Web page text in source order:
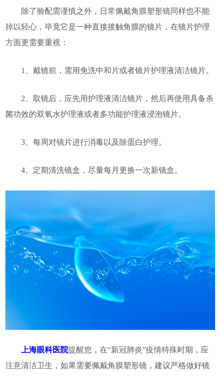
除了验配需谨慎之外，日常佩戴角膜塑形镜同样也不能
掉以轻心，毕竟它是一种直接接触角膜的镜片，在镜片护理
方面更需要重视：
1、戴镜前，需用免洗中和片或者镜片护理液清洁镜片。
2、取镜后，应先用护理液清洁镜片，然后再使用具备杀
菌功效的双氧水护理液或者多功能护理液浸泡镜片。
3、每周对镜片进行消毒以及除蛋白护理。
4、定期清洗镜盒，尽量每月更换一次新镜盒。
上海眼科医院提醒您，在“新冠肺炎”疫情特殊时期，应
注意清洁卫生，如果需要佩戴角膜塑形镜，建议严格做好镜